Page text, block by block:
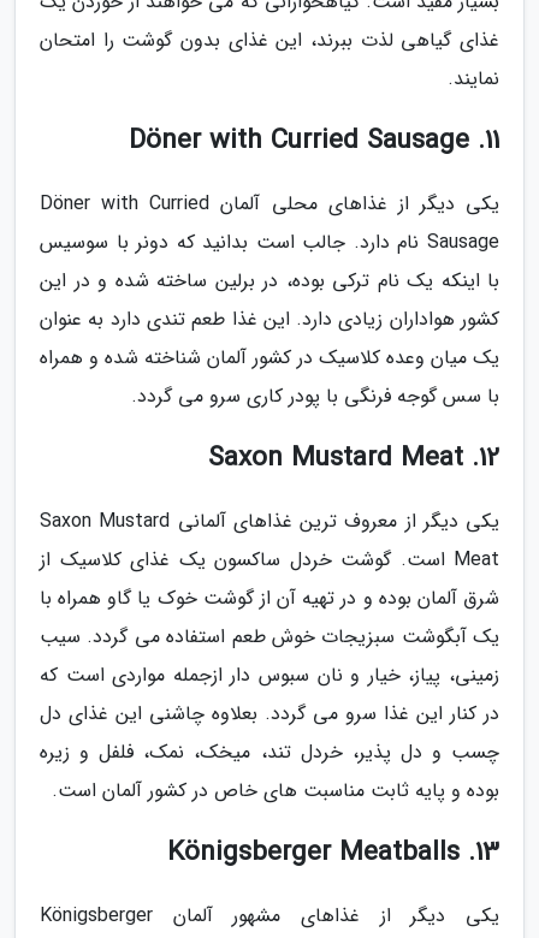
غذای گیاهی لذت ببرند، این غذای بدون گوشت را امتحان
نمایند.
11. Döner with Curried Sausage
یکی دیگر از غذاهای محلی آلمان Döner with Curried
Sausage نام دارد. جالب است بدانید که دونر با سوسیس
با اینکه یک نام ترکی بوده، در برلین ساخته شده و در این
کشور هواداران زیادی دارد. این غذا طعم تندی دارد به عنوان
یک میان وعده کلاسیک در کشور آلمان شناخته شده و همراه
با سس گوجه فرنگی با پودر کاری سرو می گردد.
12. Saxon Mustard Meat
یکی دیگر از معروف ترین غذاهای آلمانی Saxon Mustard
Meat است. گوشت خردل ساکسون یک غذای کلاسیک از
شرق آلمان بوده و در تهیه آن از گوشت خوک یا گاو همراه با
یک آبگوشت سبزیجات خوش طعم استفاده می گردد. سیب
زمینی، پیاز، خیار و نان سبوس دار ازجمله مواردی است که
در کنار این غذا سرو می گردد. بعلاوه چاشنی این غذای دل
چسب و دل پذیر، خردل تند، میخک، نمک، فلفل و زیره
بوده و پایه ثابت مناسبت های خاص در کشور آلمان است.
13. Königsberger Meatballs
یکی دیگر از غذاهای مشهور آلمان Königsberger